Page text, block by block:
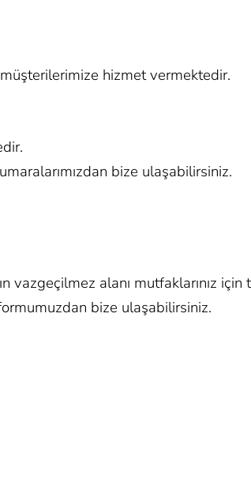
hizmet vermektedir.
bize ulaşabilirsiniz.
alanı mutfaklarınız
bize ulaşabilirsiniz.